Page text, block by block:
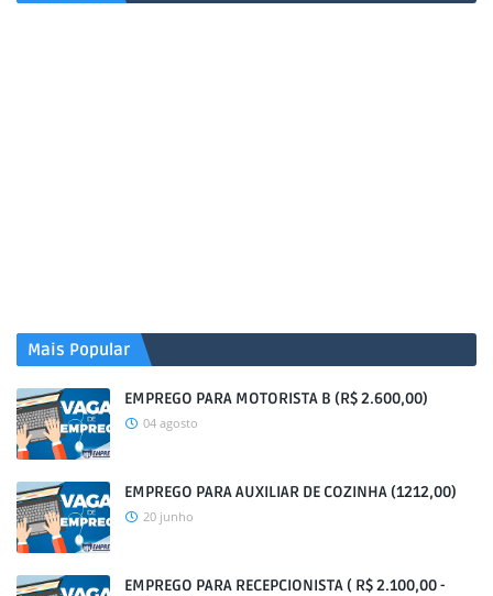
Mais Popular
EMPREGO PARA MOTORISTA B (R$ 2.600,00)
04 agosto
EMPREGO PARA AUXILIAR DE COZINHA (1212,00)
20 junho
EMPREGO PARA RECEPCIONISTA ( R$ 2.100,00 -